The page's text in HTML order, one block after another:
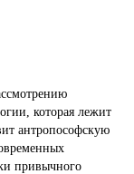
которая лежит
антропософскую
привычного